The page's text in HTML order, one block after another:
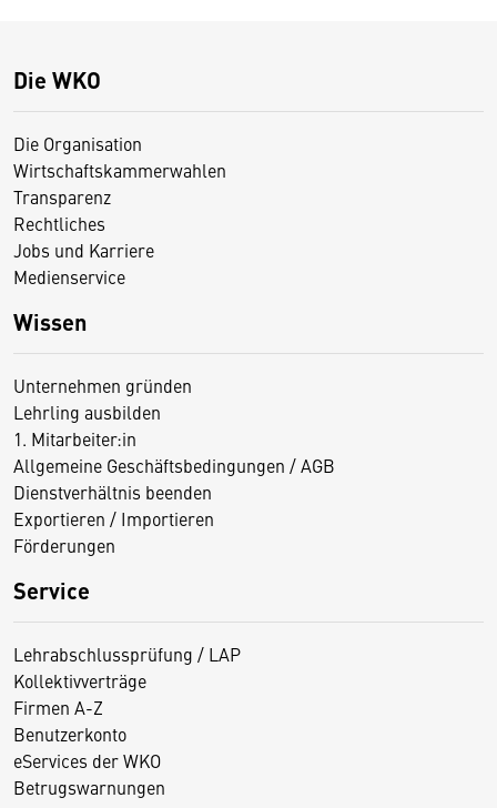
Die WKO
Die Organisation
Wirtschaftskammerwahlen
Transparenz
Rechtliches
Jobs und Karriere
Medienservice
Wissen
Unternehmen gründen
Lehrling ausbilden
1. Mitarbeiter:in
Allgemeine Geschäftsbedingungen / AGB
Dienstverhältnis beenden
Exportieren / Importieren
Förderungen
Service
Lehrabschlussprüfung / LAP
Kollektivverträge
Firmen A-Z
Benutzerkonto
eServices der WKO
Betrugswarnungen